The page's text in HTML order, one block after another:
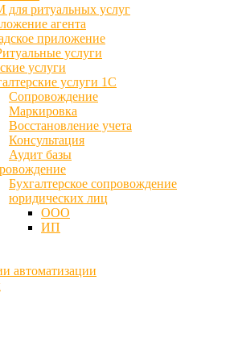
для ритуальных услуг
агента
приложение
услуги
услуги
услуги 1С
Сопровождение
Маркировка
Восстановление учета
Консультация
Аудит базы
Бухгалтерское сопровождение
юридических лиц
ООО
ИП
автоматизации